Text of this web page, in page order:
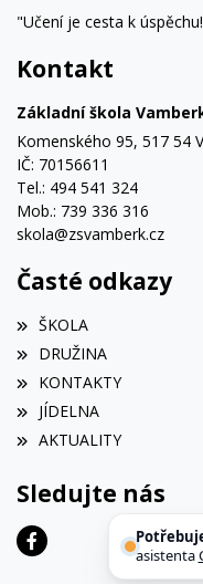
"Učení je cesta k
Kontakt
Základní škola
Komenského 95, 517 54
IČ: 70156611
Tel.: 494 541 324
Mob.: 739 336 316
skola@zsvamberk.cz
Časté odkazy
ŠKOLA
DRUŽINA
KONTAKTY
JÍDELNA
AKTUALITY
Sledujte nás
asistenta